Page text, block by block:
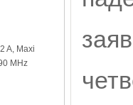
A, Maxi
MHz